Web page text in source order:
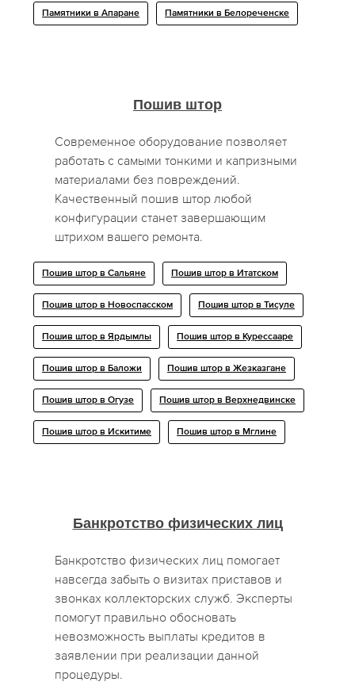
Памятники в Апаране Памятники в Белореченске
Пошив штор
Современное оборудование позволяет
работать с самыми тонкими и капризными
материалами без повреждений.
Качественный пошив штор любой
конфигурации станет завершающим
штрихом вашего ремонта.
Пошив штор в Сальяне Пошив штор в Итатском
Пошив штор в Новоспасском Пошив штор в Тисуле
Пошив штор в Ярдымлы Пошив штор в Курессааре
Пошив штор в Баложи Пошив штор в Жезказгане
Пошив штор в Огузе Пошив штор в Верхнедвинске
Пошив штор в Искитиме Пошив штор в Мглине
Банкротство физических лиц
Банкротство физических лиц помогает
навсегда забыть о визитах приставов и
звонках коллекторских служб. Эксперты
помогут правильно обосновать
невозможность выплаты кредитов в
заявлении при реализации данной
процедуры.